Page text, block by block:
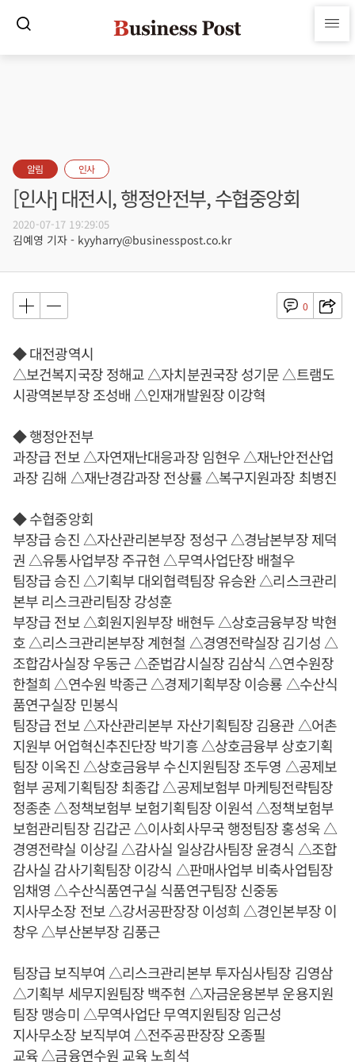
알림 인사
[인사] 대전시, 행정안전부, 수협중앙회
2020-07-17 19:29:05
김예영 기자 - kyyharry@businesspost.co.kr
0
◆ 대전광역시
△보건복지국장 정해교 △자치분권국장 성기문 △트램도
시광역본부장 조성배 △인재개발원장 이강혁
◆ 행정안전부
과장급 전보 △자연재난대응과장 임현우 △재난안전산업
과장 김해 △재난경감과장 전상률 △복구지원과장 최병진
◆ 수협중앙회
부장급 승진 △자산관리본부장 정성구 △경남본부장 제덕
권 △유통사업부장 주규현 △무역사업단장 배철우
팀장급 승진 △기획부 대외협력팀장 유승완 △리스크관리
본부 리스크관리팀장 강성훈
부장급 전보 △회원지원부장 배현두 △상호금융부장 박현
호 △리스크관리본부장 계현철 △경영전략실장 김기성 △
조합감사실장 우동근 △준법감시실장 김삼식 △연수원장
한철희 △연수원 박종근 △경제기획부장 이승룡 △수산식
품연구실장 민봉식
팀장급 전보 △자산관리본부 자산기획팀장 김용관 △어촌
지원부 어업혁신추진단장 박기흥 △상호금융부 상호기획
팀장 이옥진 △상호금융부 수신지원팀장 조두영 △공제보
험부 공제기획팀장 최종갑 △공제보험부 마케팅전략팀장
정종춘 △정책보험부 보험기획팀장 이원석 △정책보험부
보험관리팀장 김갑곤 △이사회사무국 행정팀장 홍성욱 △
경영전략실 이상길 △감사실 일상감사팀장 윤경식 △조합
감사실 감사기획팀장 이강식 △판매사업부 비축사업팀장
임채영 △수산식품연구실 식품연구팀장 신중동
지사무소장 전보 △강서공판장장 이성희 △경인본부장 이
창우 △부산본부장 김풍근
팀장급 보직부여 △리스크관리본부 투자심사팀장 김영삼
△기획부 세무지원팀장 백주현 △자금운용본부 운용지원
팀장 맹승미 △무역사업단 무역지원팀장 임근성
지사무소장 보직부여 △전주공판장장 오종필
교육 △금융연수원 교육 노희석